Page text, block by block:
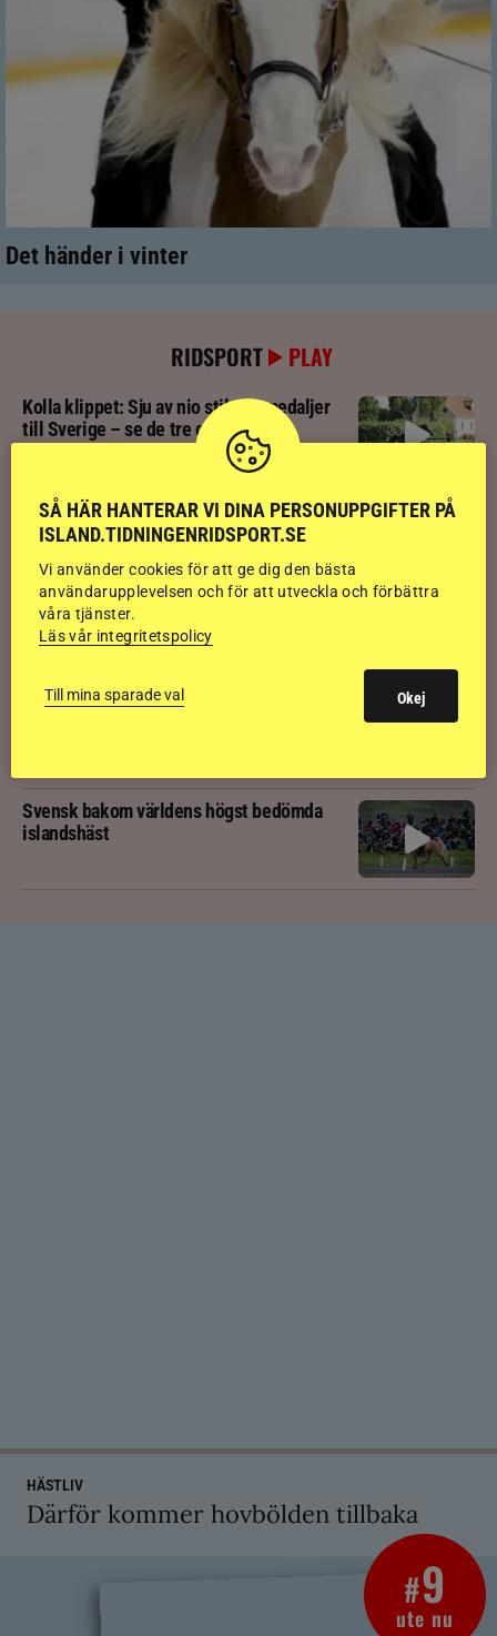
Det händer i vinter
RIDSPORT PLAY
Kolla klippet: Sju av nio stilpassmedaljer
till Sverige – se de tre guldloppen
Kolla klippet: Se ritten som gav guldläge
inför finalen
Kolla klippet: Svenskägda hingsten bäst
av sexåringarna på Landsmót
Kolla klippet: Gljátoppur-dotterns
Svensk bakom världens högst bedömda
islandshäst
HÄSTLIV
Därför kommer hovbölden tillbaka
#9
ute nu
SÅ HÄR HANTERAR VI DINA PERSONUPPGIFTER PÅ
ISLAND.TIDNINGENRIDSPORT.SE
Vi använder cookies för att ge dig den bästa
användarupplevelsen och för att utveckla och förbättra
våra tjänster.
Läs vår integritetspolicy
Till mina sparade val Okej